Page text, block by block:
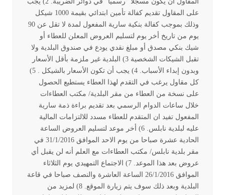
على المقاول تقديم كفالة تأمين ابتدائي بقيمة 1000 شيكل
وذلك بموجب كفالة بنكية سارية المفعول لمدة لا تقل عن 90
يوم من تاريخ أخر يوم لتسليم العروض المعلن للعطاء أو
شيك بنكي مصدق أو مبلغ نقدي يودع في صندوق البلدية ولا
تقبل الشيكات الشخصية 3) البلدية غير ملزمة بأقل الأسعار
وبدون إبداء الأسباب. 4) يجب أن تكون الأسعار بالشيكل . 5)
كل مقاول يرغب في التقدم لهذا العطاء يستطيع الحصول
على نسخة من العطاء من مقر البلدية/ مكتب العطاءات
خلال ساعات الدوام الرسمي بعد تقديم براءة ذمة سارية
المفعول تفيد ان المتقدم للعطاء مسدد للالتزامات المالية
عليه لبلدية نابلس. 6) أخر موعد لتسليم العروض الساعة
الحادية عشرة صباحا من يوم الاحد الموافق 31/1/2016 في
مقر بلدية نابلس/ مكتب العطاءات مع العلم أنه لن يقبل أي
عروض بعد هذا الموعد. 7) الاجتماع التمهيدي يوم الثلاثاء
الموافق 26/1/2016 الساعة العاشرة والنصف صباحا في قاعة
البلدية وبعد ذلك سوف يتم زيارة الموقع. 8) لمزيد من